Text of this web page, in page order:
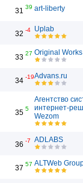
31 39 art-liberty
32 -4 Uplab
33 27 Original Works
34 -19Advans.ru
35 5
Агентство
интернет-
Wezom
36 -7 ADLABS
37 57 ALTWeb